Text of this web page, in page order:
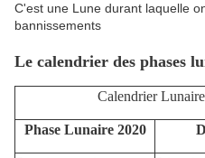
C'est une Lune durant laquelle
bannissements
Le calendrier des phases
Calendrier
Phase Lunaire 2020